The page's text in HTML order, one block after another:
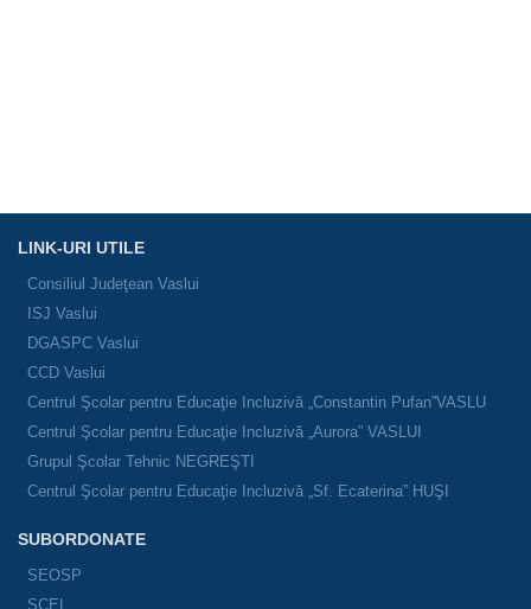
LINK-URI UTILE
Consiliul Judeţean Vaslui
ISJ Vaslui
DGASPC Vaslui
CCD Vaslui
Centrul Şcolar pentru Educaţie Incluzivă „Constantin Pufan”VASLU
Centrul Şcolar pentru Educaţie Incluzivă „Aurora” VASLUI
Grupul Şcolar Tehnic NEGREŞTI
Centrul Şcolar pentru Educaţie Incluzivă „Sf. Ecaterina” HUŞI
SUBORDONATE
SEOSP
SCEI